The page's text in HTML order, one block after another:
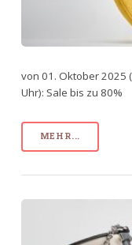
von 01. Oktober 2025
Uhr): Sale bis zu 80%
MEHR...